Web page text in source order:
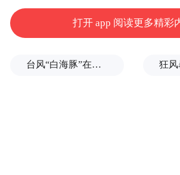
打开 app 阅读更多精彩
台风“白海豚”在浙江玉环登陆，大片树木被吹倒